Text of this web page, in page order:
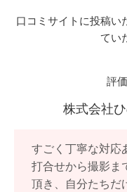
口コミサイトに投稿い
てい
評
株式会社
すごく丁寧な対応
打合せから撮影ま
頂き、自分たちだ